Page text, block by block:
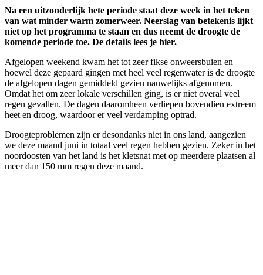
Na een uitzonderlijk hete periode staat deze week in het teken
van wat minder warm zomerweer. Neerslag van betekenis lijkt
niet op het programma te staan en dus neemt de droogte de
komende periode toe. De details lees je hier.
Afgelopen weekend kwam het tot zeer fikse onweersbuien en
hoewel deze gepaard gingen met heel veel regenwater is de droogte
de afgelopen dagen gemiddeld gezien nauwelijks afgenomen.
Omdat het om zeer lokale verschillen ging, is er niet overal veel
regen gevallen. De dagen daaromheen verliepen bovendien extreem
heet en droog, waardoor er veel verdamping optrad.
Droogteproblemen zijn er desondanks niet in ons land, aangezien
we deze maand juni in totaal veel regen hebben gezien. Zeker in het
noordoosten van het land is het kletsnat met op meerdere plaatsen al
meer dan 150 mm regen deze maand.